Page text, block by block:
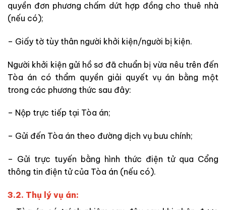
quyền đơn phương chấm dứt hợp đồng cho thuê nhà
(nếu có);
– Giấy tờ tùy thân người khởi kiện/người bị kiện.
Người khởi kiện gửi hồ sơ đã chuẩn bị vừa nêu trên đến
Tòa án có thẩm quyền giải quyết vụ án bằng một
trong các phương thức sau đây:
– Nộp trực tiếp tại Tòa án;
– Gửi đến Tòa án theo đường dịch vụ bưu chính;
– Gửi trực tuyến bằng hình thức điện tử qua Cổng
thông tin điện tử của Tòa án (nếu có).
3.2. Thụ lý vụ án: